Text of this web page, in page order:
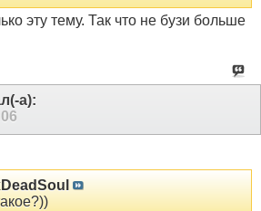
эту тему. Так что не бузи больше
а):